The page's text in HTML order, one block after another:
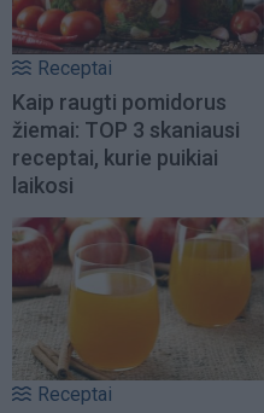
Receptai
Kaip raugti pomidorus
žiemai: TOP 3 skaniausi
receptai, kurie puikiai
laikosi
Receptai